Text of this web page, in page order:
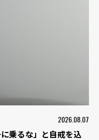
2026.08.07
乗るな」と自戒を込